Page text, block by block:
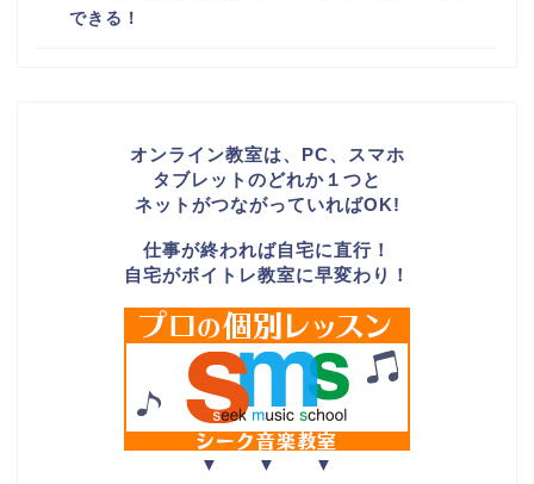
できる！
オンライン教室は、PC、スマホ
タブレットのどれか１つと
ネットがつながっていればOK!
仕事が終われば自宅に直行！
自宅がボイトレ教室に早変わり！
▼ ▼ ▼